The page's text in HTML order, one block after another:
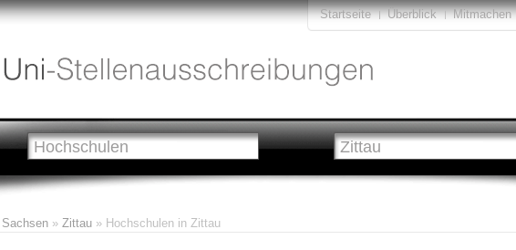
Startseite Überblick Mitmachen
Sachsen » Zittau » Hochschulen in Zittau